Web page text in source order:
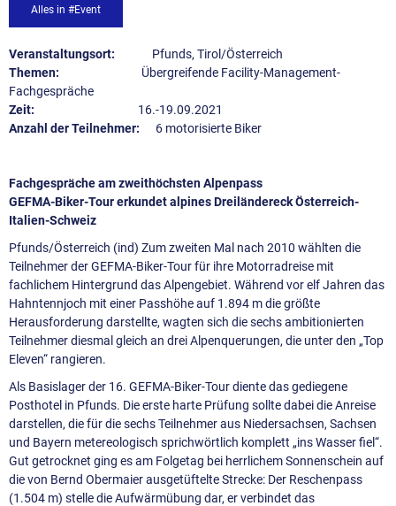
Alles in #Event
Veranstaltungsort: Pfunds, Tirol/Österreich
Themen: Übergreifende Facility-Management-
Fachgespräche
Zeit: 16.-19.09.2021
Anzahl der Teilnehmer: 6 motorisierte Biker
Fachgespräche am zweithöchsten Alpenpass
GEFMA-Biker-Tour erkundet alpines Dreiländereck Österreich-
Italien-Schweiz
Pfunds/Österreich (ind) Zum zweiten Mal nach 2010 wählten die
Teilnehmer der GEFMA-Biker-Tour für ihre Motorradreise mit
fachlichem Hintergrund das Alpengebiet. Während vor elf Jahren das
Hahntennjoch mit einer Passhöhe auf 1.894 m die größte
Herausforderung darstellte, wagten sich die sechs ambitionierten
Teilnehmer diesmal gleich an drei Alpenquerungen, die unter den „Top
Eleven“ rangieren.
Als Basislager der 16. GEFMA-Biker-Tour diente das gediegene
Posthotel in Pfunds. Die erste harte Prüfung sollte dabei die Anreise
darstellen, die für die sechs Teilnehmer aus Niedersachsen, Sachsen
und Bayern metereologisch sprichwörtlich komplett „ins Wasser fiel“.
Gut getrocknet ging es am Folgetag bei herrlichem Sonnenschein auf
die von Bernd Obermaier ausgetüftelte Strecke: Der Reschenpass
(1.504 m) stelle die Aufwärmübung dar, er verbindet das